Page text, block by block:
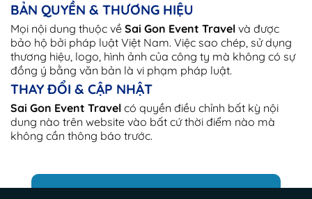
BẢN QUYỀN & THƯƠNG HIỆU
Mọi nội dung thuộc về Sai Gon Event Travel và được
bảo hộ bởi pháp luật Việt Nam. Việc sao chép, sử dụng
thương hiệu, logo, hình ảnh của công ty mà không có sự
đồng ý bằng văn bản là vi phạm pháp luật.
THAY ĐỔI & CẬP NHẬT
Sai Gon Event Travel có quyền điều chỉnh bất kỳ nội
dung nào trên website vào bất cứ thời điểm nào mà
không cần thông báo trước.